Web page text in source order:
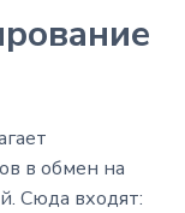
в обмен на
Сюда входят: